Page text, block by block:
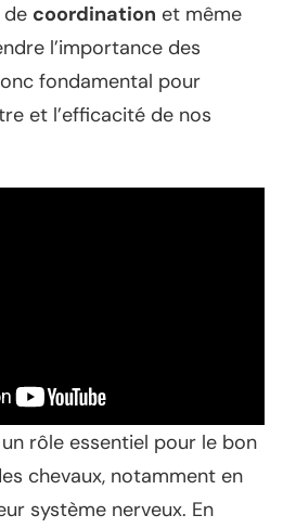
de coordination et même
l’importance des
fondamental pour
et l’efficacité de nos
rôle essentiel pour le bon
chevaux, notamment en
système nerveux. En